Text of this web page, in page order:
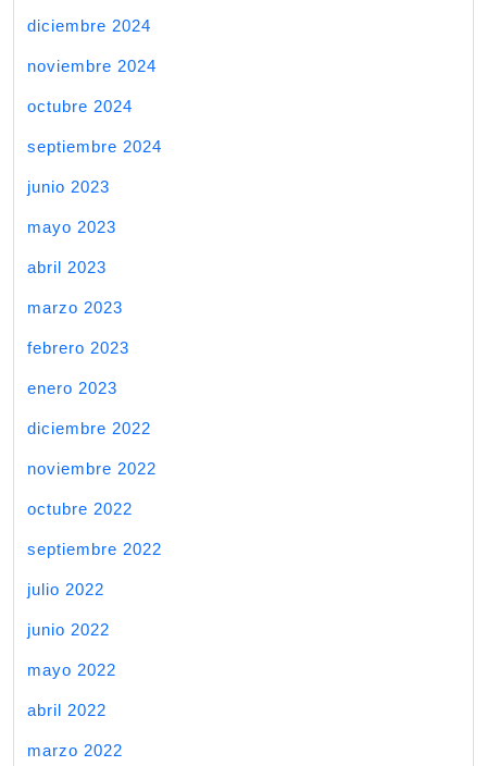
diciembre 2024
noviembre 2024
octubre 2024
septiembre 2024
junio 2023
mayo 2023
abril 2023
marzo 2023
febrero 2023
enero 2023
diciembre 2022
noviembre 2022
octubre 2022
septiembre 2022
julio 2022
junio 2022
mayo 2022
abril 2022
marzo 2022